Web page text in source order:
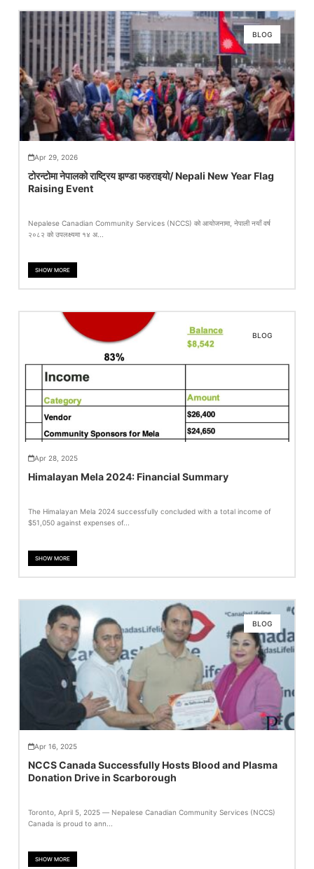
BLOG
Apr 29, 2026
टोरन्टोमा नेपालको राष्ट्रिय झण्डा फहराइयो/ Nepali New Year Flag
Raising Event
Nepalese Canadian Community Services (NCCS) को आयोजनामा, नेपाली नयाँ वर्ष
२०८२ को उपलक्ष्यमा १४ अ...
SHOW MORE
BLOG
Apr 28, 2025
Himalayan Mela 2024: Financial Summary
The Himalayan Mela 2024 successfully concluded with a total income of
$51,050 against expenses of...
SHOW MORE
BLOG
Apr 16, 2025
NCCS Canada Successfully Hosts Blood and Plasma
Donation Drive in Scarborough
Toronto, April 5, 2025 — Nepalese Canadian Community Services (NCCS)
Canada is proud to ann...
SHOW MORE